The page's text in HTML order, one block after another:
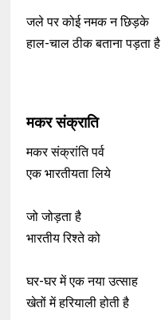
जले पर कोई नमक न छिड़के
हाल-चाल ठीक बताना पड़ता है
मकर संक्राति
मकर संक्रांति पर्व
एक भारतीयता लिये
जो जोड़ता है
भारतीय रिश्ते को
घर-घर में एक नया उत्साह
खेतों में हरियाली होती है